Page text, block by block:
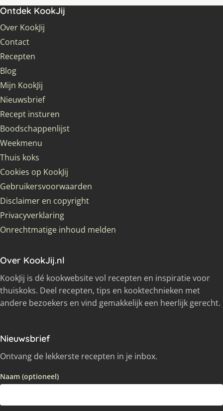
Ontdek KookJij
Over KookJij
Contact
Recepten
Blog
Mijn KookJij
Nieuwsbrief
Recept insturen
Boodschappenlijst
Weekmenu
Thuis koks
Cookies op KookJij
Gebruikersvoorwaarden
Disclaimer en copyright
Privacyverklaring
Onrechtmatige inhoud melden
Over KookJij.nl
KookJij is dé kookwebsite vol recepten en inspiratie voor
thuiskoks. Deel recepten, tips en kooktechnieken met
andere bezoekers en vind gemakkelijk een heerlijk gerecht.
Nieuwsbrief
Ontvang de lekkerste recepten in je inbox.
Naam (optioneel)